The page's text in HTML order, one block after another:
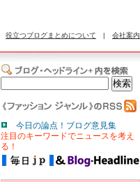
役立つブログまとめについて | 会社案内
今日の論点！ブログ意見集
注目のキーワードでニュースを考え
る！